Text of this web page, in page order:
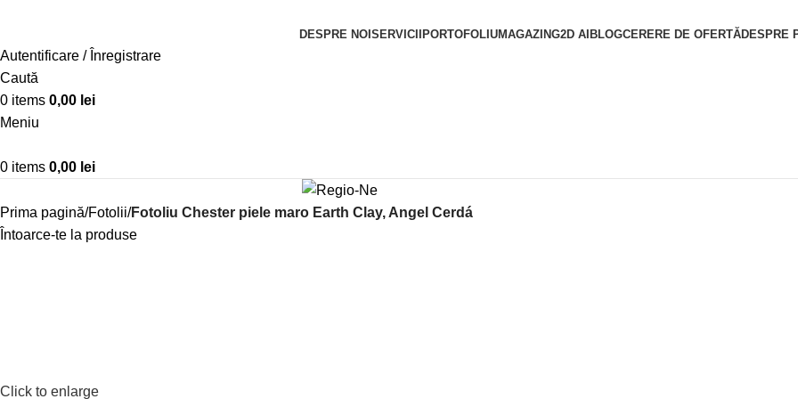
DESPRE NOI SERVICII PORTOFOLIUMAGAZING2D AI BLOGCERERE DE OFERTĂDESPRE
Autentificare / Înregistrare
Caută
0 items 0,00 lei
Meniu
0 items 0,00 lei
Prima pagină Fotolii Fotoliu Chester piele maro Earth Clay, Angel Cerdá
Întoarce-te la produse
Click to enlarge